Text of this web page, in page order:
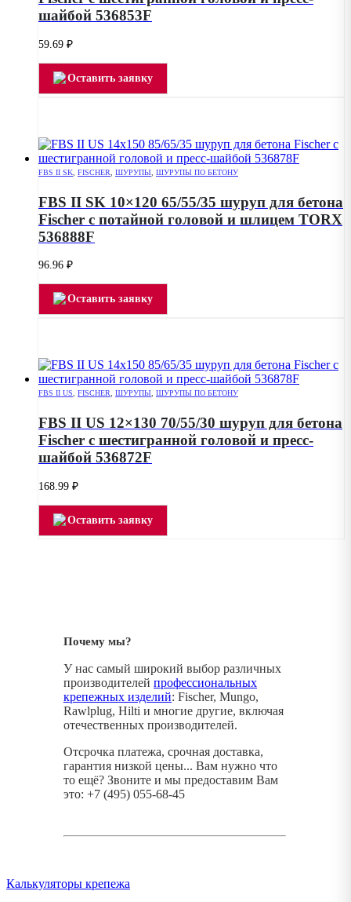
шайбой 536853F
59.69 ₽
Оставить заявку
FBS II SK FISCHER ШУРУПЫ ШУРУПЫ ПО БЕТОНУ
FBS II SK 10×120 65/55/35 шуруп для бетона
Fischer с потайной головой и шлицем TORX
536888F
96.96 ₽
Оставить заявку
FBS II US, FISCHER, ШУРУПЫ, ШУРУПЫ ПО БЕТОНУ
FBS II US 12×130 70/55/30 шуруп для бетона
Fischer с шестигранной головой и пресс-
шайбой 536872F
168.99 ₽
Оставить заявку
Почему мы?
У нас самый широкий выбор различных
производителей профессиональных
крепежных изделий: Fischer, Mungo,
Rawlplug, Hilti и многие другие, включая
отечественных производителей.
Отсрочка платежа, срочная доставка,
гарантия низкой цены... Вам нужно что
то ещё? Звоните и мы предоставим Вам
это: +7 (495) 055-68-45
Калькуляторы крепежа